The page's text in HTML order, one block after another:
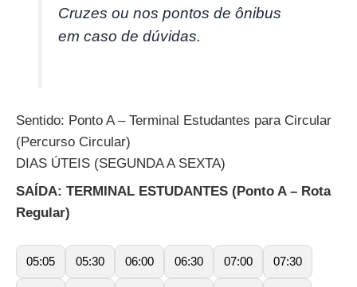
Cruzes ou nos pontos de ônibus
em caso de dúvidas.
Sentido: Ponto A – Terminal Estudantes para Circular
(Percurso Circular)
DIAS ÚTEIS (SEGUNDA A SEXTA)
SAÍDA: TERMINAL ESTUDANTES (Ponto A – Rota
Regular)
05:05 05:30 06:00 06:30 07:00 07:30